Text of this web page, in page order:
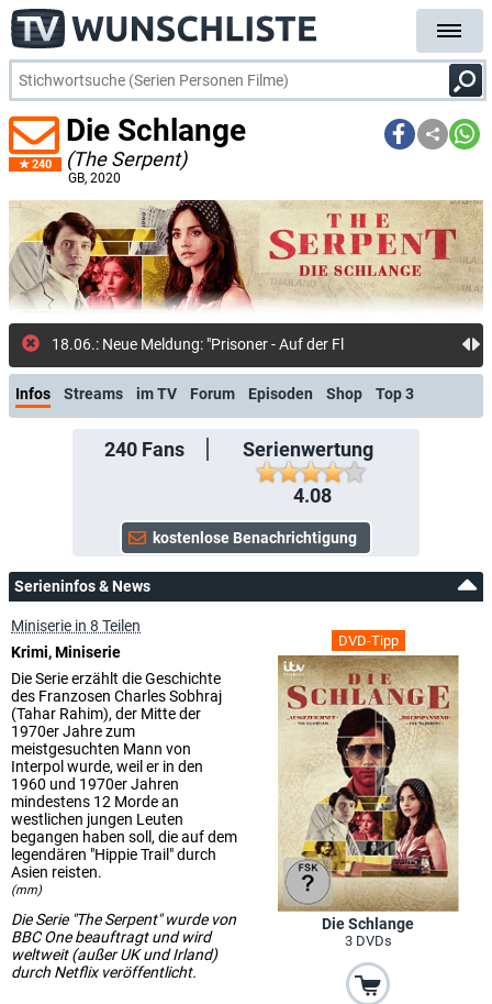
240
Die Schlange
(The Serpent)
GB, 2020
Infos Streams im TV Forum Episoden Shop Top 3
240Fans
Serienwertung
4.08
Serieninfos & News
DVD-Tipp
Die Schlange
3 DVDs
Miniserie in 8 Teilen
Krimi, Miniserie
Die Serie erzählt die Geschichte
des Franzosen Charles Sobhraj
(Tahar Rahim), der Mitte der
1970er Jahre zum
meistgesuchten Mann von
Interpol wurde, weil er in den
1960 und 1970er Jahren
mindestens 12 Morde an
westlichen jungen Leuten
begangen haben soll, die auf dem
legendären "Hippie Trail" durch
Asien reisten.
(mm)
Die Serie "The Serpent" wurde von
BBC One beauftragt und wird
weltweit (außer UK und Irland)
durch Netflix veröffentlicht.